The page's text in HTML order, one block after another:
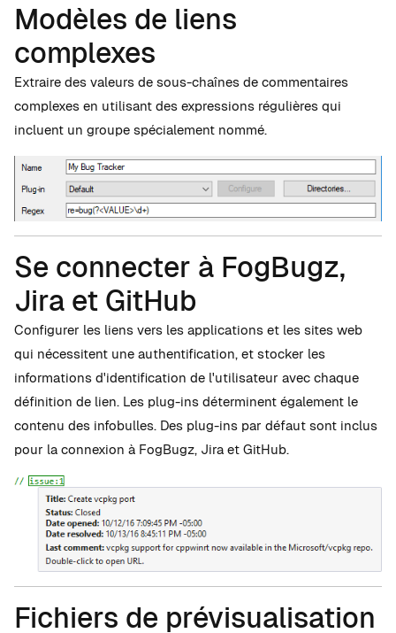
Modèles de liens
complexes
Extraire des valeurs de sous-chaînes de commentaires
complexes en utilisant des expressions régulières qui
incluent un groupe spécialement nommé.
Se connecter à FogBugz,
Jira et GitHub
Configurer les liens vers les applications et les sites web
qui nécessitent une authentification, et stocker les
informations d'identification de l'utilisateur avec chaque
définition de lien. Les plug-ins déterminent également le
contenu des infobulles. Des plug-ins par défaut sont inclus
pour la connexion à FogBugz, Jira et GitHub.
Fichiers de prévisualisation